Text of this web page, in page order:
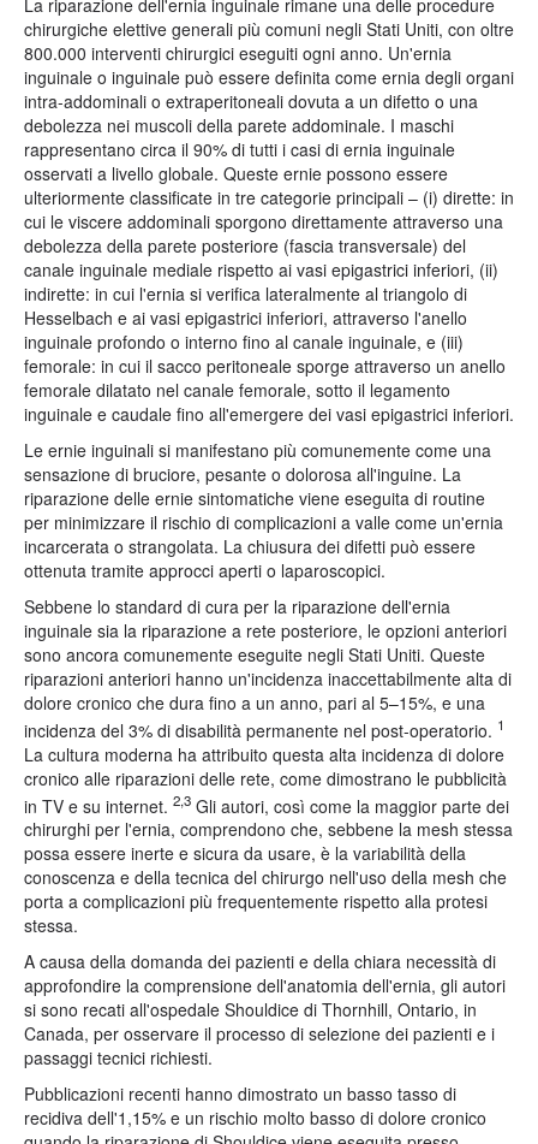
chirurgiche elettive generali più comuni negli Stati Uniti, con oltre
800.000 interventi chirurgici eseguiti ogni anno. Un'ernia
inguinale o inguinale può essere definita come ernia degli organi
intra-addominali o extraperitoneali dovuta a un difetto o una
debolezza nei muscoli della parete addominale. I maschi
rappresentano circa il 90% di tutti i casi di ernia inguinale
osservati a livello globale. Queste ernie possono essere
ulteriormente classificate in tre categorie principali – (i) dirette: in
cui le viscere addominali sporgono direttamente attraverso una
debolezza della parete posteriore (fascia transversale) del
canale inguinale mediale rispetto ai vasi epigastrici inferiori, (ii)
indirette: in cui l'ernia si verifica lateralmente al triangolo di
Hesselbach e ai vasi epigastrici inferiori, attraverso l'anello
inguinale profondo o interno fino al canale inguinale, e (iii)
femorale: in cui il sacco peritoneale sporge attraverso un anello
femorale dilatato nel canale femorale, sotto il legamento
inguinale e caudale fino all'emergere dei vasi epigastrici inferiori.
Le ernie inguinali si manifestano più comunemente come una
sensazione di bruciore, pesante o dolorosa all'inguine. La
riparazione delle ernie sintomatiche viene eseguita di routine
per minimizzare il rischio di complicazioni a valle come un'ernia
incarcerata o strangolata. La chiusura dei difetti può essere
ottenuta tramite approcci aperti o laparoscopici.
Sebbene lo standard di cura per la riparazione dell'ernia
inguinale sia la riparazione a rete posteriore, le opzioni anteriori
sono ancora comunemente eseguite negli Stati Uniti. Queste
riparazioni anteriori hanno un'incidenza inaccettabilmente alta di
dolore cronico che dura fino a un anno, pari al 5–15%, e una
incidenza del 3% di disabilità permanente nel post-operatorio. 1
La cultura moderna ha attribuito questa alta incidenza di dolore
cronico alle riparazioni delle rete, come dimostrano le pubblicità
in TV e su internet. 2,3 Gli autori, così come la maggior parte dei
chirurghi per l'ernia, comprendono che, sebbene la mesh stessa
possa essere inerte e sicura da usare, è la variabilità della
conoscenza e della tecnica del chirurgo nell'uso della mesh che
porta a complicazioni più frequentemente rispetto alla protesi
stessa.
A causa della domanda dei pazienti e della chiara necessità di
approfondire la comprensione dell'anatomia dell'ernia, gli autori
si sono recati all'ospedale Shouldice di Thornhill, Ontario, in
Canada, per osservare il processo di selezione dei pazienti e i
passaggi tecnici richiesti.
Pubblicazioni recenti hanno dimostrato un basso tasso di
recidiva dell'1,15% e un rischio molto basso di dolore cronico